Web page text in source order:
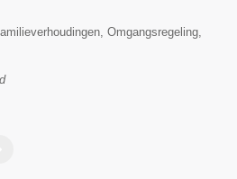
Omgangsregeling,